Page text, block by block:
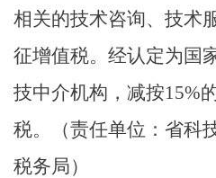
相关的技术咨询、技术
征增值税。经认定为国
技中介机构，减按15%
税。
（责任单位：省科
税务局）